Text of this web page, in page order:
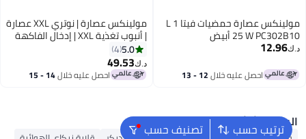
مولينكس عصارة حمضيات فيتا 1 L
25 W PC302B10 أبيض
د.ك‏12.96
احصل عليه خلال 12 - 13
مولينكس عصارة | نوتري XXL عصارة
| أنبوب تغذية XXL | إدخال الفاكهة
بالكامل | حماية من التنقيط | مقبض
2.2 لتر | وعاء عصير 0.8 لتر | ضمان
سنتين | JU660D27 2.2 L 1000 W
5.0
4
د.ك‏49.53
احصل عليه خلال 14 - 15
ترتيب حسب تصنيف حسب البحث الشائع